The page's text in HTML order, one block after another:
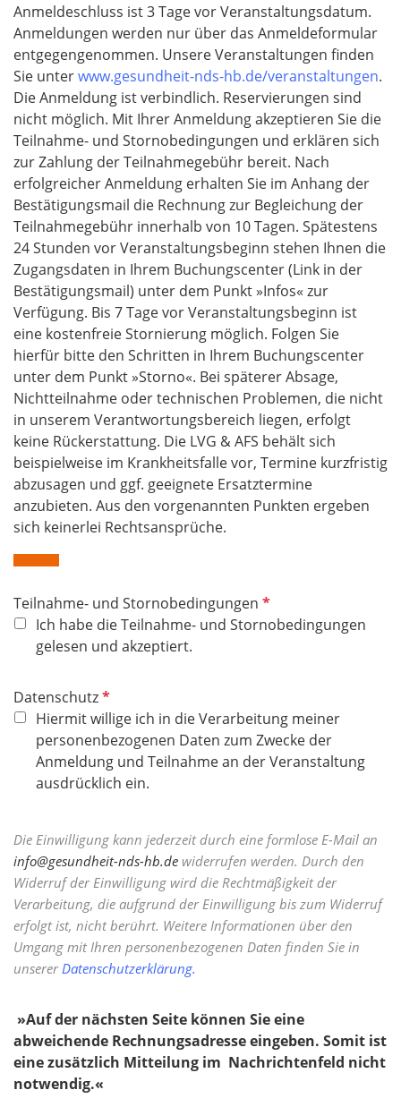
Anmeldeschluss ist 3 Tage vor Veranstaltungsdatum.
Anmeldungen werden nur über das Anmeldeformular
entgegengenommen. Unsere Veranstaltungen finden
Sie unterwww.gesundheit-nds-hb.de/veranstaltungen.
Die Anmeldung ist verbindlich. Reservierungen sind
nicht möglich. Mit Ihrer Anmeldung akzeptieren Sie die
Teilnahme- und Stornobedingungen und erklären sich
zur Zahlung der Teilnahmegebühr bereit. Nach
erfolgreicher Anmeldung erhalten Sie im Anhang der
Bestätigungsmail die Rechnung zur Begleichung der
Teilnahmegebühr innerhalb von 10 Tagen. Spätestens
24 Stunden vor Veranstaltungsbeginn stehen Ihnen die
Zugangsdaten in Ihrem Buchungscenter (Link in der
Bestätigungsmail) unter dem Punkt »Infos« zur
Verfügung. Bis 7 Tage vor Veranstaltungsbeginn ist
eine kostenfreie Stornierung möglich. Folgen Sie
hierfür bitte den Schritten in Ihrem Buchungscenter
unter dem Punkt»Storno«. Bei späterer Absage,
Nichtteilnahme oder technischen Problemen, die nicht
in unserem Verantwortungsbereich liegen, erfolgt
keine Rückerstattung. Die LVG & AFS behält sich
beispielweise im Krankheitsfalle vor, Termine kurzfristig
abzusagen und ggf. geeignete Ersatztermine
anzubieten. Aus den vorgenannten Punkten ergeben
sich keinerlei Rechtsansprüche.
Teilnahme- und Stornobedingungen P
f
h
t
Ich habe die Teilnahme- und Stornobedingungen
gelesen und akzeptiert.
DatenschutzP
f
l
i
c
f
e
l
d
Hiermit willige ich in die Verarbeitung meiner
personenbezogenen Daten zum Zwecke der
Anmeldung und Teilnahme an der Veranstaltung
ausdrücklich ein.
Die Einwilligung kann jederzeit durch eine formlose E-Mail an
info@gesundheit-nds-hb.de widerrufen werden. Durch den
Widerruf der Einwilligung wird die Rechtmäßigkeit der
Verarbeitung, die aufgrund der Einwilligung bis zum Widerruf
erfolgt ist, nicht berührt. Weitere Informationen über den
Umgang mit Ihren personenbezogenen Daten finden Sie in
unsererDatenschutzerklärung.
»​​​​​​​Auf der nächsten Seite können Sie eine
abweichende Rechnungsadresse eingeben. Somit ist
eine zusätzlich Mitteilung im Nachrichtenfeld nicht
notwendig.«